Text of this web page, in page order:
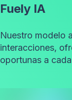
Fuely IA
Nuestro modelo
interacciones,
oportunas a